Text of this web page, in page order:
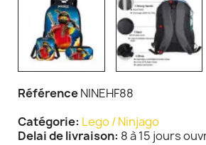
RéférenceNINEHF88
Catégorie Lego / Ninjago
Delai de livraison 8 à 15 jours